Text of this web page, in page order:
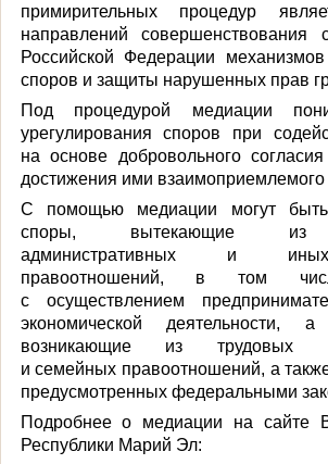
примирительных процедур
направлений совершенствования
Российской Федерации механизмов
споров и защиты нарушенных прав
Под процедурой медиации
урегулирования споров при
на основе добровольного
достижения ими
С помощью медиации могут быть
споры, вытекающие из
административных и
правоотношений, в том
с осуществлением
экономической деятельности,
возникающие из трудовых
и семейных правоотношений, а
предусмотренных федеральными
Подробнее о медиации на сайте
Республики Марий Эл: